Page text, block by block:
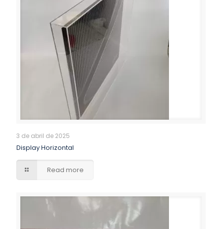
3 de abril de 2025
Display Horizontal
Read more